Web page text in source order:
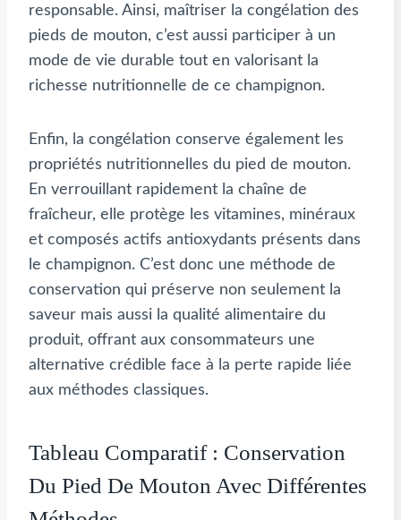
responsable. Ainsi, maîtriser la congélation des
pieds de mouton, c’est aussi participer à un
mode de vie durable tout en valorisant la
richesse nutritionnelle de ce champignon.
Enfin, la congélation conserve également les
propriétés nutritionnelles du pied de mouton.
En verrouillant rapidement la chaîne de
fraîcheur, elle protège les vitamines, minéraux
et composés actifs antioxydants présents dans
le champignon. C’est donc une méthode de
conservation qui préserve non seulement la
saveur mais aussi la qualité alimentaire du
produit, offrant aux consommateurs une
alternative crédible face à la perte rapide liée
aux méthodes classiques.
Tableau Comparatif : Conservation
Du Pied De Mouton Avec Différentes